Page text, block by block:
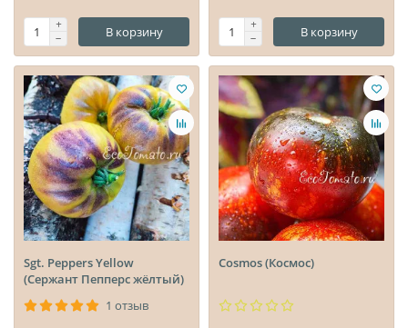
В корзину В корзину
Sgt. Peppers Yellow
(Сержант Пепперс жёлтый)
1 отзыв
Cosmos (Космос)